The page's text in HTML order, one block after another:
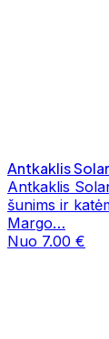
Antkaklis
Antkaklis
šunims ir
Margo…
Nuo 7.00 €